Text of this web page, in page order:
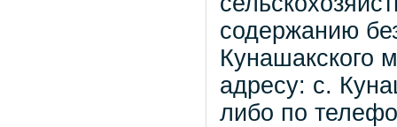
содержанию
Кунашакского
адресу: с.
либо по